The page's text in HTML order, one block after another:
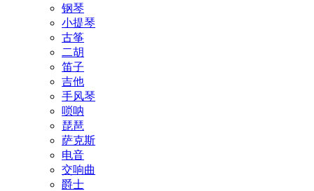
钢琴
小提琴
古筝
二胡
笛子
吉他
手风琴
唢呐
琵琶
萨克斯
电音
交响曲
爵士